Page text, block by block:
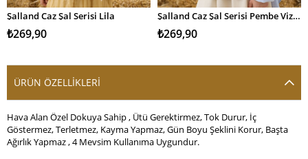
SEPETE EKLE
Şalland Caz Şal Serisi Lila
₺269,90
SEPETE EKLE Şalland Caz Şal Serisi Pembe Vizon
₺269,90
ÜRÜN ÖZELLIKLERI
Hava Alan Özel Dokuya Sahip , Ütü Gerektirmez, Tok Durur, İç
Göstermez, Terletmez, Kayma Yapmaz, Gün Boyu Şeklini Korur, Başta
Ağırlık Yapmaz , 4 Mevsim Kullanıma Uygundur.